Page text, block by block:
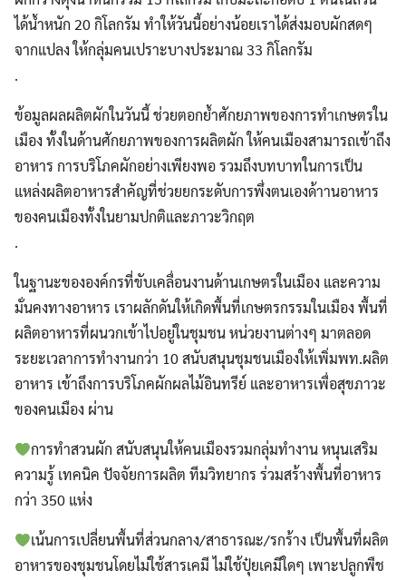
ได้น้ำหนัก 20 กิโลกรัม ทำให้วันนี้อย่างน้อยเราได้ส่งมอบผักสดๆ
จากแปลง ให้กลุ่มคนเปราะบางประมาณ 33 กิโลกรัม
.
ข้อมูลผลผลิตผักในวันนี้ ช่วยตอกย้ำศักยภาพของการทำเกษตรใน
เมือง ทั้งในด้านศักยภาพของการผลิตผัก ให้คนเมืองสามารถเข้าถึง
อาหาร การบริโภคผักอย่างเพียงพอ รวมถึงบทบาทในการเป็น
แหล่งผลิตอาหารสำคัญที่ช่วยยกระดับการพึ่งตนเองด้าานอาหาร
ของคนเมืองทั้งในยามปกติและภาวะวิกฤต
.
ในฐานะขององค์กรที่ขับเคลื่อนงานด้านเกษตรในเมือง และความ
มั่นคงทางอาหาร เราผลักดันให้เกิดพื้นที่เกษตรกรรมในเมือง พื้นที่
ผลิตอาหารที่ผนวกเข้าไปอยู่ในชุมชน หน่วยงานต่างๆ มาตลอด
ระยะเวลาการทำงานกว่า 10 สนับสนุนชุมชนเมืองให้เพิ่มพท.ผลิต
อาหาร เข้าถึงการบริโภคผักผลไม้อินทรีย์ และอาหารเพื่อสุขภาวะ
ของคนเมือง ผ่าน
การทำสวนผัก สนับสนุนให้คนเมืองรวมกลุ่มทำงาน หนุนเสริม
ความรู้ เทคนิค ปัจจัยการผลิต ทีมวิทยากร ร่วมสร้างพื้นที่อาหาร
กว่า 350 แห่ง
เน้นการเปลี่ยนพื้นที่ส่วนกลาง/สาธารณะ/รกร้าง เป็นพื้นที่ผลิต
อาหารของชุมชนโดยไม่ใช้สารเคมี ไม่ใช้ปุ๋ยเคมีใดๆ เพาะปลูกพืช